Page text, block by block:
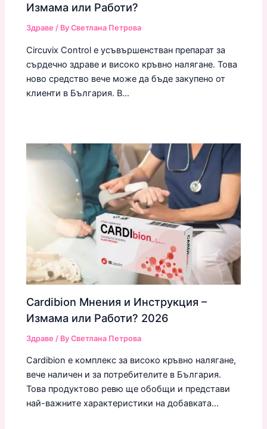
Измама или Работи?
Здраве / ByСветлана Петрова
Circuvix Control е усъвършенстван препарат за
сърдечно здраве и високо кръвно налягане. Това
ново средство вече може да бъде закупено от
клиенти в България. В…
Cardibion Мнения и Инструкция –
Измама или Работи? 2026
Здраве / ByСветлана Петрова
Cardibion е комплекс за високо кръвно налягане,
вече наличен и за потребителите в България.
Това продуктово ревю ще обобщи и представи
най-важните характеристики на добавката…